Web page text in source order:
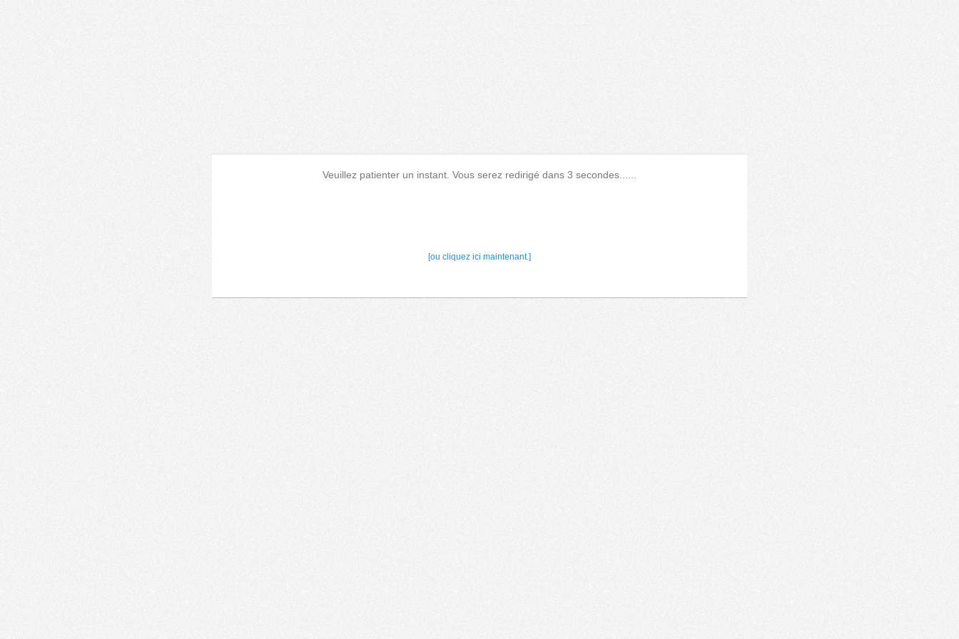
Veuillez patienter un instant. Vous serez redirigé dans 3 secondes......
[ou cliquez ici maintenant.]